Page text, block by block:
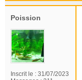
Poission
Inscrit le : 31/07/2023